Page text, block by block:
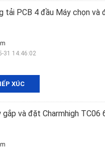
tải PCB 4 đầu Máy chọn
XÚC
31 14:46:02
gắp và đặt Charmhigh TC06